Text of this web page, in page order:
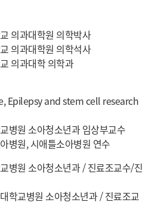
의과대학원 의학박사
의과대학원 의학석사
의과대학 의학과
Epilepsy and stem cell research
병원 소아청소년과 임상부교수
병원, 시애틀소아병원 연수
병원 소아청소년과 / 진료조교수/진
학교병원 소아청소년과 / 진료조교